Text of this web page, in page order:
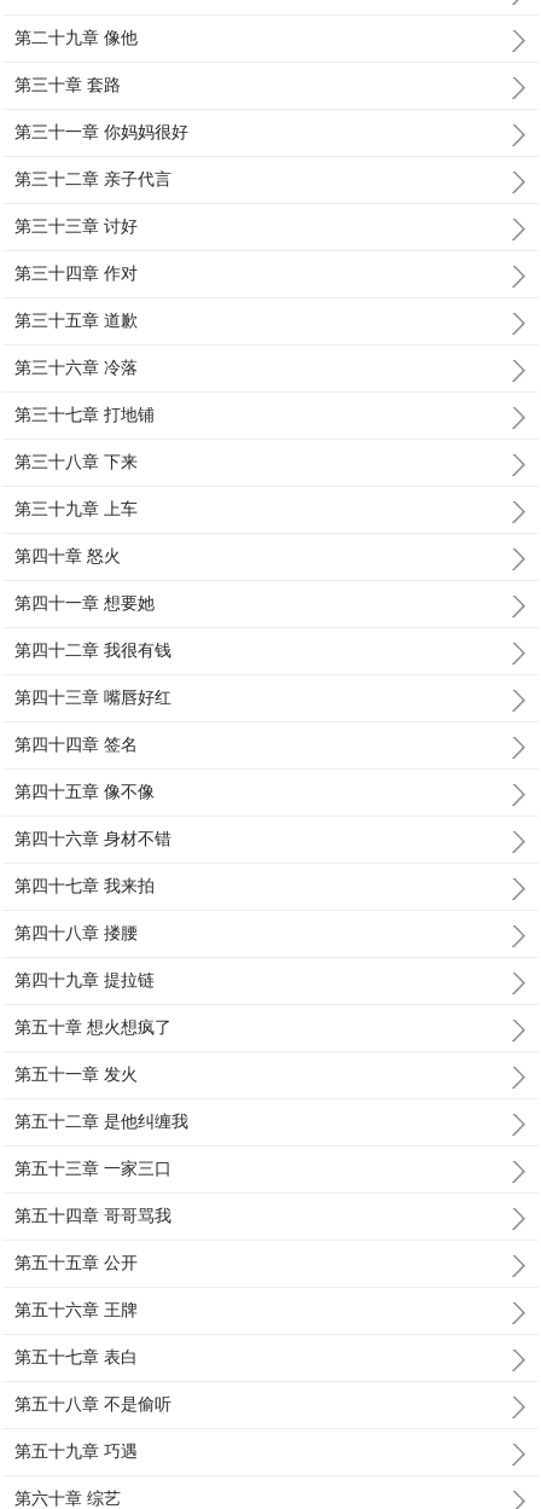
第二十九章 像他
第三十章 套路
第三十一章 你妈妈很好
第三十二章 亲子代言
第三十三章 讨好
第三十四章 作对
第三十五章 道歉
第三十六章 冷落
第三十七章 打地铺
第三十八章 下来
第三十九章 上车
第四十章 怒火
第四十一章 想要她
第四十二章 我很有钱
第四十三章 嘴唇好红
第四十四章 签名
第四十五章 像不像
第四十六章 身材不错
第四十七章 我来拍
第四十八章 搂腰
第四十九章 提拉链
第五十章 想火想疯了
第五十一章 发火
第五十二章 是他纠缠我
第五十三章 一家三口
第五十四章 哥哥骂我
第五十五章 公开
第五十六章 王牌
第五十七章 表白
第五十八章 不是偷听
第五十九章 巧遇
第六十章 综艺